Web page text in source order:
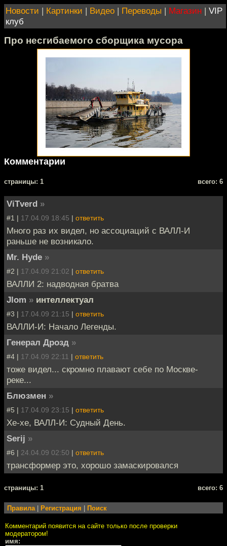
Новости | Картинки | Видео | Переводы | Магазин | VIP
клуб
Про несгибаемого сборщика мусора
Комментарии
cтраницы: 1 всего: 6
ViTverd »
#1 | 17.04.09 18:45 | ответить
Много раз их видел, но ассоциаций с ВАЛЛ-И
раньше не возникало.
Mr. Hyde »
#2 | 17.04.09 21:02 | ответить
ВАЛЛИ 2: надводная братва
Jlom » интеллектуал
#3 | 17.04.09 21:15 | ответить
ВАЛЛИ-И: Начало Легенды.
Генерал Дрозд »
#4 | 17.04.09 22:11 | ответить
тоже видел... скромно плавают себе по Москве-
реке...
Блюзмен »
#5 | 17.04.09 23:15 | ответить
Хе-хе, ВАЛЛ-И: Судный День.
Serij »
#6 | 24.04.09 02:50 | ответить
трансформер это, хорошо замаскировался
cтраницы: 1 всего: 6
Правила| Регистрация Поиск
Комментарий появится на сайте только после проверки
модератором!
имя: